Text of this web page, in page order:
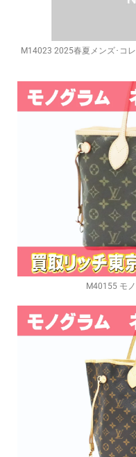
M14023 2025春夏メンズ･コ
M40155 モ